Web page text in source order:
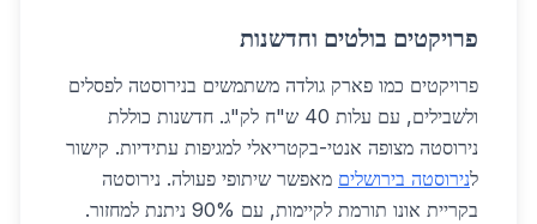
פרויקטים בולטים וחדשנות
פרויקטים כמו פארק גולדה משתמשים בנירוסטה לפסלים
ולשבילים, עם עלות 40 ש"ח לק"ג. חדשנות כוללת
נירוסטה מצופה אנטי-בקטריאלי למגיפות עתידיות. קישור
לנירוסטה בירושלים מאפשר שיתופי פעולה. נירוסטה
בקריית אונו תורמת לקיימות, עם 90% ניתנת למחזור.